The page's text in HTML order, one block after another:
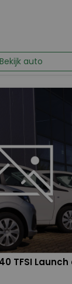
Bekijk auto
TFSI